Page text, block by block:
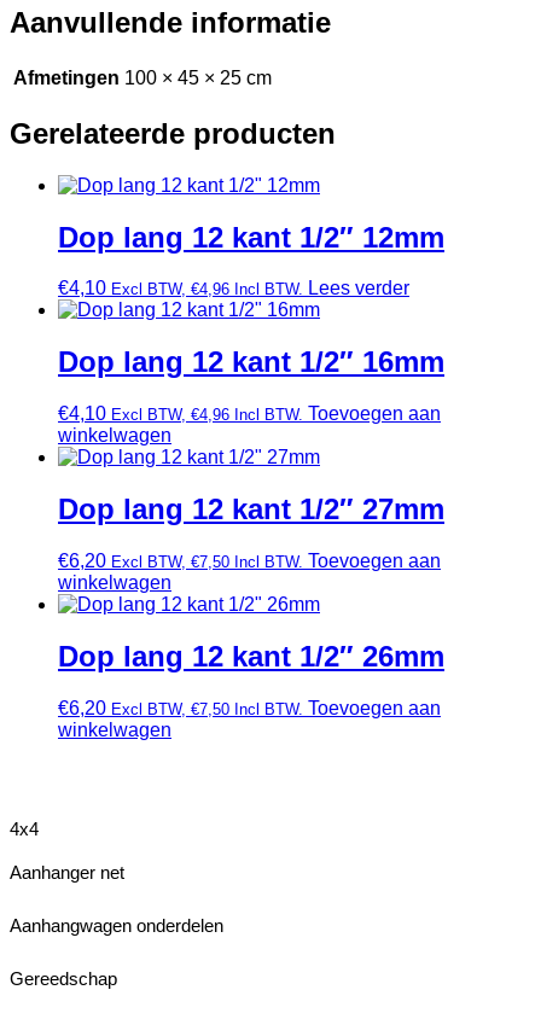
Aanvullende informatie
Afmetingen 100 × 45 × 25 cm
Gerelateerde producten
Dop lang 12 kant 1/2″ 12mm
€4,10 Excl BTW, €4,96 Incl BTW. Lees verder
Dop lang 12 kant 1/2″ 16mm
€4,10 Excl BTW, €4,96 Incl BTW. Toevoegen aan
winkelwagen
Dop lang 12 kant 1/2″ 27mm
€6,20 Excl BTW, €7,50 Incl BTW. Toevoegen aan
winkelwagen
Dop lang 12 kant 1/2″ 26mm
€6,20 Excl BTW, €7,50 Incl BTW. Toevoegen aan
winkelwagen
4x4
Aanhanger net
Aanhangwagen onderdelen
Gereedschap